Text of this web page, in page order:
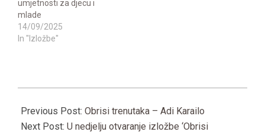
umjetnosti za djecu i
mlade
14/09/2025
In "Izložbe"
12-
09
Previous Post: Obrisi trenutaka – Adi Karailo
Next Post: U nedjelju otvaranje izložbe ‘Obrisi